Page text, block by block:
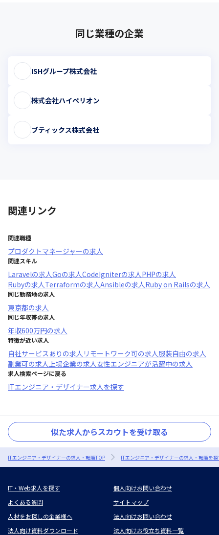
同じ業種の企業
ISHグループ株式会社
株式会社ハイペリオン
ブティックス株式会社
関連リンク
関連職種
プロダクトマネージャーの求人
関連スキル
Laravelの求人Goの求人CodeIgniterの求人PHPの求人
Rubyの求人Terraformの求人Ansibleの求人Ruby on Railsの求人
同じ勤務地の求人
東京都の求人
同じ年収帯の求人
年収600万円の求人
特徴が近い求人
自社サービスあり の求人 リモートワーク可の求人服装自由の求人
副業可の求人上場企業の求人女性エンジニアが活躍中の求人
求人検索ページに戻る
ITエンジニア・デザイナー求人を探す
似た求人からスカウトを受け取る
ITエンジニア・デザイナーの求人・転職TOP ITエンジニア・デザイナーの求人・転職を
IT・Web求人を探す
個人向けお問い合わせ
よくある質問
サイトマップ
人材をお探しの企業様へ
法人向けお問い合わせ
法人向け資料ダウンロード
法人向けお役立ち資料一覧